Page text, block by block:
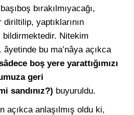
bırakılmıyacağı,
yaptıklarının
bildirmektedir. Nitekim
âyetinde bu ma’nâya açıkca
boş yere yarattığımızı
geri
sandınız?) buyuruldu.
açıkca anlaşılmış oldu ki,